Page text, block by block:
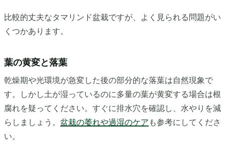
比較的丈夫なタマリンド盆栽ですが、よく見られる問題がい
くつかあります。
葉の黄変と落葉
乾燥期や光環境が急変した後の部分的な落葉は自然現象で
す。しかし土が湿っているのに多量の葉が黄変する場合は根
腐れを疑ってください。すぐに排水穴を確認し、水やりを減
らしましょう。 盆栽の萎れや過湿のケア も参考にしてくださ
い。